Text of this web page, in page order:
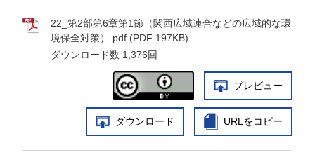
22_第2部第6章第1節（関西広域連合などの広域的な環
境保全対策）.pdf (PDF 197KB)
ダウンロード数 1,376回
プレビュー
ダウンロード URLをコピー